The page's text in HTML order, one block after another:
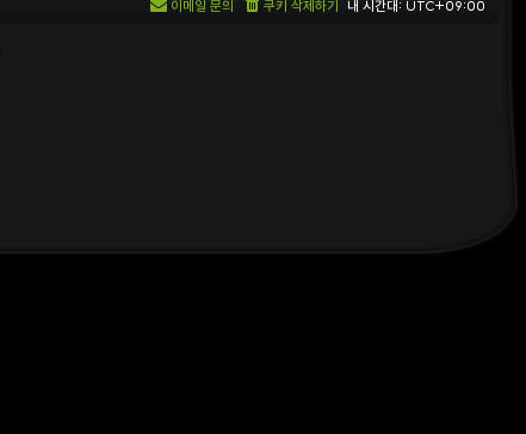
내 시간대: UTC+09:00
쿠키 삭제하기
이메일 문의